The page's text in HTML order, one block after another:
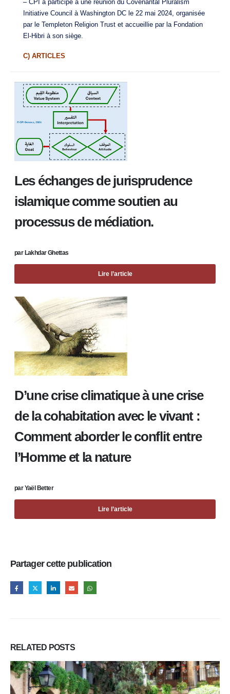
– CPI a participé à une réunion du Covenantal Pluralism
Initiative Council à Washington DC le 22 mai 2024, organisée
par le Templeton Religion Trust et accueillie par la Fondation
El-Hibri à son siège.
C) ARTICLES
Les échanges de jurisprudence
islamique comme soutien au
processus de médiation.
par Lakhdar Ghettas
Lire l’article
D’une crise climatique à une crise
de la cohabitation avec le vivant :
Comment aborder le conflit entre
l’Homme et la nature
par Yaël Better
Lire l’article
Partager cette publication
RELATED POSTS